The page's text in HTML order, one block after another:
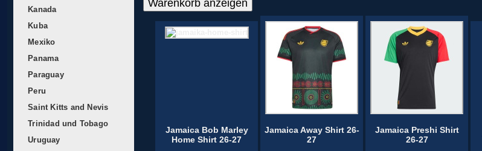
Kanada
Kuba
Mexiko
Panama
Paraguay
Peru
Saint Kitts and Nevis
Trinidad und Tobago
Uruguay
Jamaica Bob Marley
Home Shirt 26-27
Jamaica Away Shirt 26-
27
Jamaica Preshi Shirt
26-27